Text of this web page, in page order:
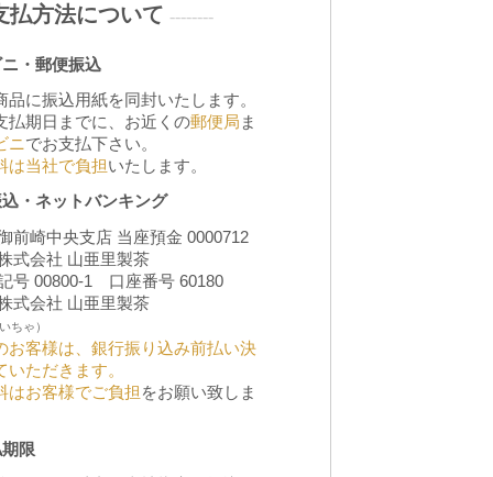
払方法について --------
・郵便振込
品に振込用紙を同封いたします。
払期日までに、お近くの郵便局 ま
ニでお支払下さい。
は当社で負担いたします。
・ネットバンキング
前崎中央支店 当座預金 0000712
式会社 山亜里製茶
号 00800-1 口座番号 60180
式会社 山亜里製茶
ちゃ）
客様は、銀行振り込み前払い決
いただきます。
はお客様でご負担 をお願い致しま
限